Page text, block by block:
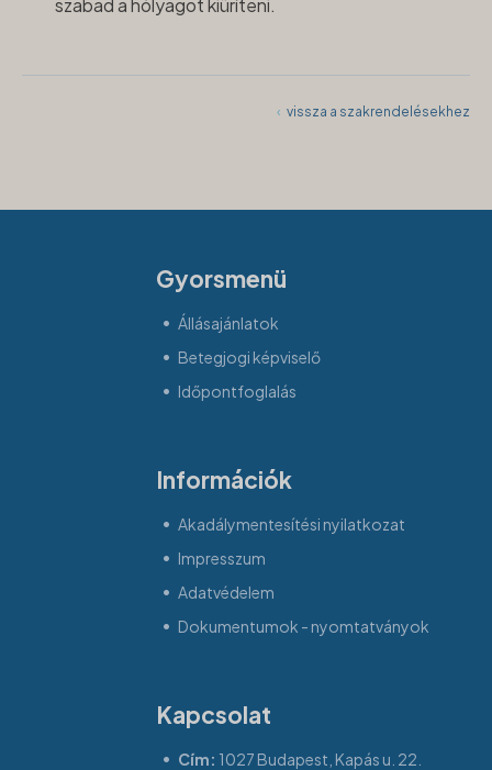
szabad a hólyagot kiüríteni.
‹ vissza a szakrendelésekhez
Gyorsmenü
Állásajánlatok
Betegjogi képviselő
Időpontfoglalás
Információk
Akadálymentesítési nyilatkozat
Impresszum
Adatvédelem
Dokumentumok - nyomtatványok
Kapcsolat
Cím: 1027 Budapest, Kapás u. 22.